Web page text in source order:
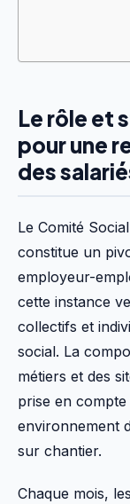
Le rôle et
pour une
des
Le Comité
constitue un
employeur-
cette instance
collectifs et
social. La
métiers et des
prise en
environnement
sur chantier.
Chaque mois,